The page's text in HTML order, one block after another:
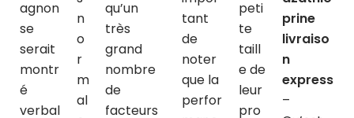
agnon
se
serait
montr
é
verbal
n
o
r
m
al
qu’un
très
grand
nombre
de
facteurs
tant
de
noter
que la
perfor
peti
te
taill
e de
leur
pro
prine
livraiso
n
express
–